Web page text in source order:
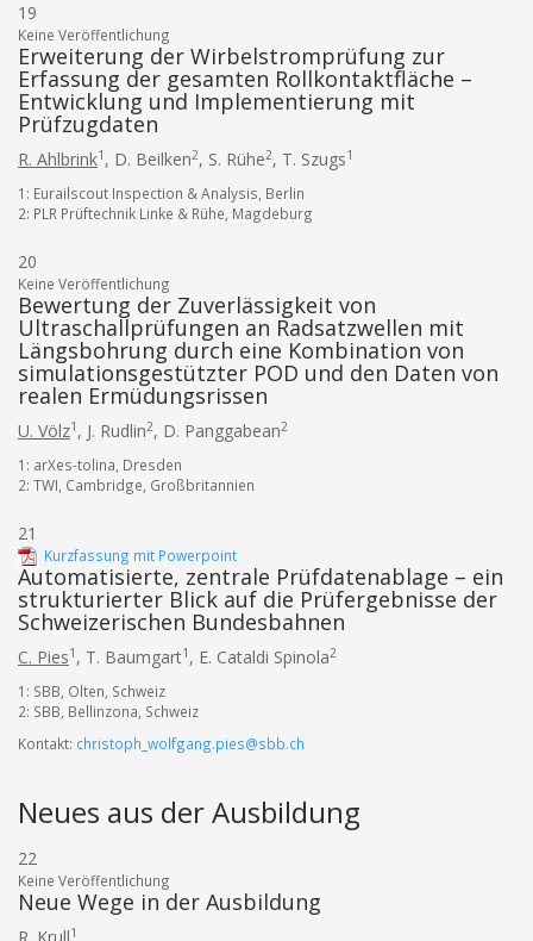
19
Keine Veröffentlichung
Erweiterung der Wirbelstromprüfung zur
Erfassung der gesamten Rollkontaktfläche –
Entwicklung und Implementierung mit
Prüfzugdaten
R. Ahlbrink1 , D. Beilken2, S. Rühe2, T. Szugs1
1: Eurailscout Inspection & Analysis, Berlin
2: PLR Prüftechnik Linke & Rühe, Magdeburg
20
Keine Veröffentlichung
Bewertung der Zuverlässigkeit von
Ultraschallprüfungen an Radsatzwellen mit
Längsbohrung durch eine Kombination von
simulationsgestützter POD und den Daten von
realen Ermüdungsrissen
U. Völz1 , J. Rudlin2, D. Panggabean2
1: arXes-tolina, Dresden
2: TWI, Cambridge, Großbritannien
21
Kurzfassung mit Powerpoint
Automatisierte, zentrale Prüfdatenablage – ein
strukturierter Blick auf die Prüfergebnisse der
Schweizerischen Bundesbahnen
C. Pies1 , T. Baumgart1 , E. Cataldi Spinola2
1: SBB, Olten, Schweiz
2: SBB, Bellinzona, Schweiz
Kontakt: christoph_wolfgang.pies@sbb.ch
Neues aus der Ausbildung
22
Keine Veröffentlichung
Neue Wege in der Ausbildung
1